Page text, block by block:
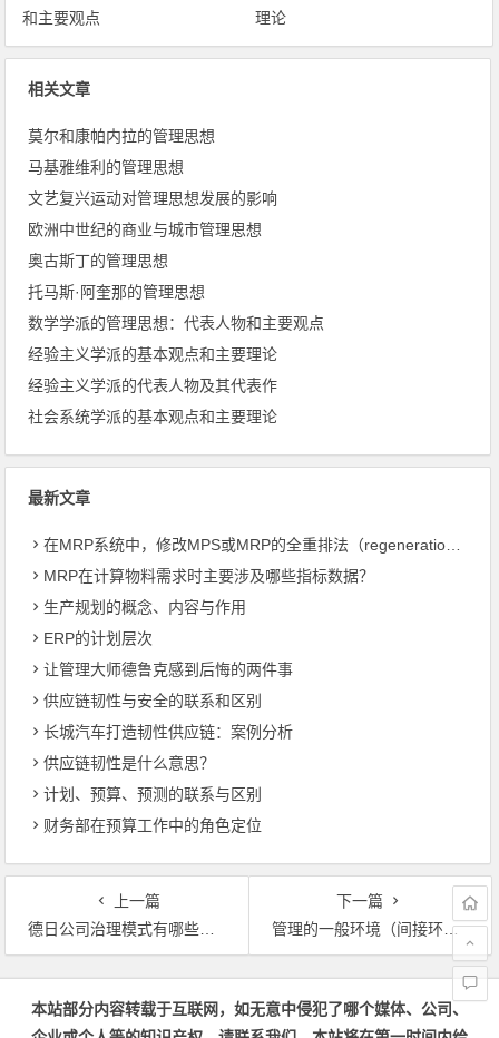
和主要观点
理论
相关文章
莫尔和康帕内拉的管理思想
马基雅维利的管理思想
文艺复兴运动对管理思想发展的影响
欧洲中世纪的商业与城市管理思想
奥古斯丁的管理思想
托马斯·阿奎那的管理思想
数学学派的管理思想：代表人物和主要观点
经验主义学派的基本观点和主要理论
经验主义学派的代表人物及其代表作
社会系统学派的基本观点和主要理论
最新文章
在MRP系统中，修改MPS或MRP的全重排法（regeneration）和净改变法？
MRP在计算物料需求时主要涉及哪些指标数据？
生产规划的概念、内容与作用
ERP的计划层次
让管理大师德鲁克感到后悔的两件事
供应链韧性与安全的联系和区别
长城汽车打造韧性供应链：案例分析
供应链韧性是什么意思？
计划、预算、预测的联系与区别
财务部在预算工作中的角色定位
上一篇
德日公司治理模式有哪些优点缺点？
下一篇
管理的一般环境（间接环境）是什么意思？
文章导航
本站部分内容转载于互联网，如无意中侵犯了哪个媒体、公司、